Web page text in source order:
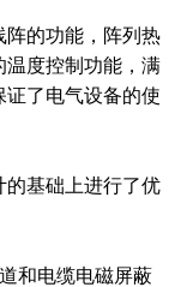
阵的功能，阵列热
温度控制功能，满
证了电气设备的使
的基础上进行了优
和电缆电磁屏蔽